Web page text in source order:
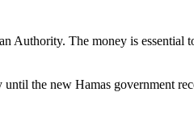
The money is essential
the new Hamas government